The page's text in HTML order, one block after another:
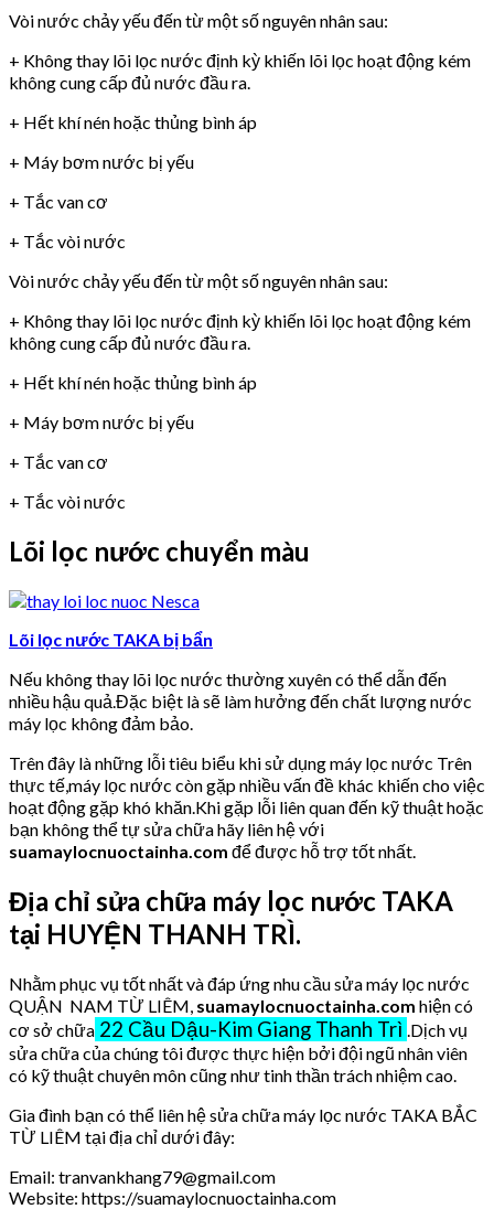
Vòi nước chảy yếu đến từ một số nguyên nhân sau:
+ Không thay lõi lọc nước định kỳ khiến lõi lọc hoạt động kém
không cung cấp đủ nước đầu ra.
+ Hết khí nén hoặc thủng bình áp
+ Máy bơm nước bị yếu
+ Tắc van cơ
+ Tắc vòi nước
Vòi nước chảy yếu đến từ một số nguyên nhân sau:
+ Không thay lõi lọc nước định kỳ khiến lõi lọc hoạt động kém
không cung cấp đủ nước đầu ra.
+ Hết khí nén hoặc thủng bình áp
+ Máy bơm nước bị yếu
+ Tắc van cơ
+ Tắc vòi nước
Lõi lọc nước chuyển màu
Lõi lọc nước TAKA bị bẩn
Nếu không thay lõi lọc nước thường xuyên có thể dẫn đến
nhiều hậu quả.Đặc biệt là sẽ làm hưởng đến chất lượng nước
máy lọc không đảm bảo.
Trên đây là những lỗi tiêu biểu khi sử dụng máy lọc nước Trên
thực tế,máy lọc nước còn gặp nhiều vấn đề khác khiến cho việc
hoạt động gặp khó khăn.Khi gặp lỗi liên quan đến kỹ thuật hoặc
bạn không thể tự sửa chữa hãy liên hệ với
suamaylocnuoctainha.com để được hỗ trợ tốt nhất.
Địa chỉ sửa chữa máy lọc nước TAKA
tại HUYỆN THANH TRÌ.
Nhằm phục vụ tốt nhất và đáp ứng nhu cầu sửa máy lọc nước
QUẬN NAM TỪ LIÊM, suamaylocnuoctainha.com hiện có
cơ sở chữa 22 Cầu Dậu-Kim Giang Thanh Trì .Dịch vụ
sửa chữa của chúng tôi được thực hiện bởi đội ngũ nhân viên
có kỹ thuật chuyên môn cũng như tinh thần trách nhiệm cao.
Gia đình bạn có thể liên hệ sửa chữa máy lọc nước TAKA BẮC
TỪ LIÊM tại địa chỉ dưới đây:
Email: tranvankhang79@gmail.com
Website: https://suamaylocnuoctainha.com